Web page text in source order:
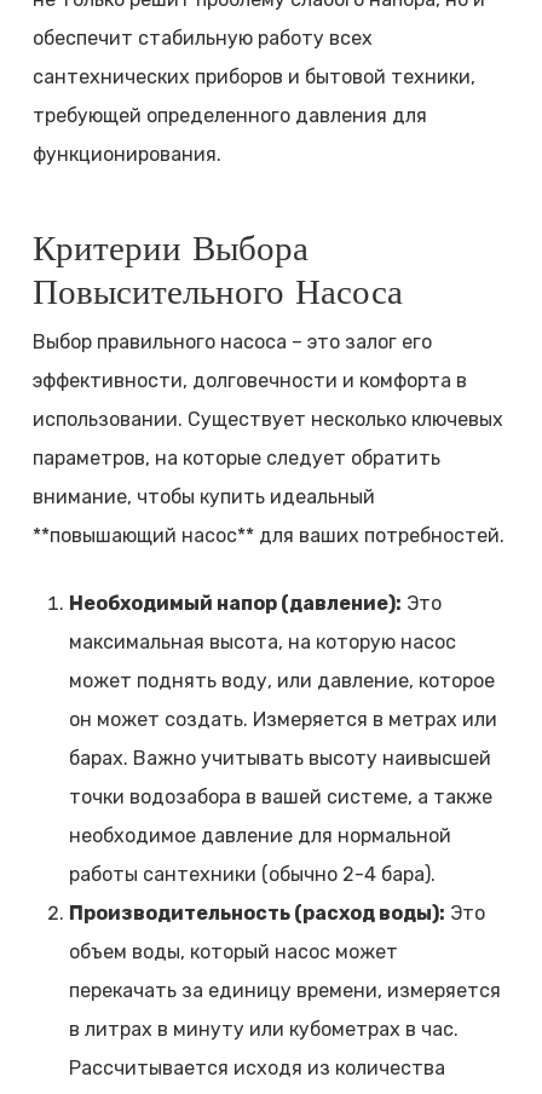
обеспечит стабильную работу всех
сантехнических приборов и бытовой техники,
требующей определенного давления для
функционирования.
Критерии Выбора
Повысительного Насоса
Выбор правильного насоса – это залог его
эффективности, долговечности и комфорта в
использовании. Существует несколько ключевых
параметров, на которые следует обратить
внимание, чтобы купить идеальный
**повышающий насос** для ваших потребностей.
Необходимый напор (давление): Это
максимальная высота, на которую насос
может поднять воду, или давление, которое
он может создать. Измеряется в метрах или
барах. Важно учитывать высоту наивысшей
точки водозабора в вашей системе, а также
необходимое давление для нормальной
работы сантехники (обычно 2-4 бара).
Производительность (расход воды): Это
объем воды, который насос может
перекачать за единицу времени, измеряется
в литрах в минуту или кубометрах в час.
Рассчитывается исходя из количества